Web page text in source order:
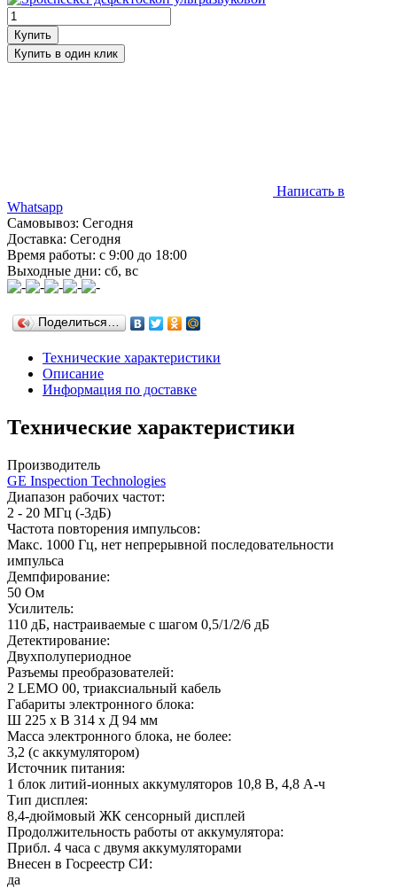
Написать в
Whatsapp
Самовывоз: Сегодня
Доставка: Сегодня
Время работы: с 9:00 до 18:00
Выходные дни: сб, вс
Поделиться…
Технические характеристики
Описание
Информация по доставке
Технические характеристики
Производитель
GE Inspection Technologies
Диапазон рабочих частот:
2 - 20 МГц (-3дБ)
Частота повторения импульсов:
Макс. 1000 Гц, нет непрерывной последовательности
импульса
Демпфирование:
50 Ом
Усилитель:
110 дБ, настраиваемые с шагом 0,5/1/2/6 дБ
Детектирование:
Двухполупериодное
Разъемы преобразователей:
2 LEMO 00, триаксиальный кабель
Габариты электронного блока:
Ш 225 x В 314 x Д 94 мм
Масса электронного блока, не более:
3,2 (с аккумулятором)
Источник питания:
1 блок литий-ионных аккумуляторов 10,8 В, 4,8 А-ч
Тип дисплея:
8,4-дюймовый ЖК сенсорный дисплей
Продолжительность работы от аккумулятора:
Прибл. 4 часа с двумя аккумуляторами
Внесен в Госреестр СИ:
да